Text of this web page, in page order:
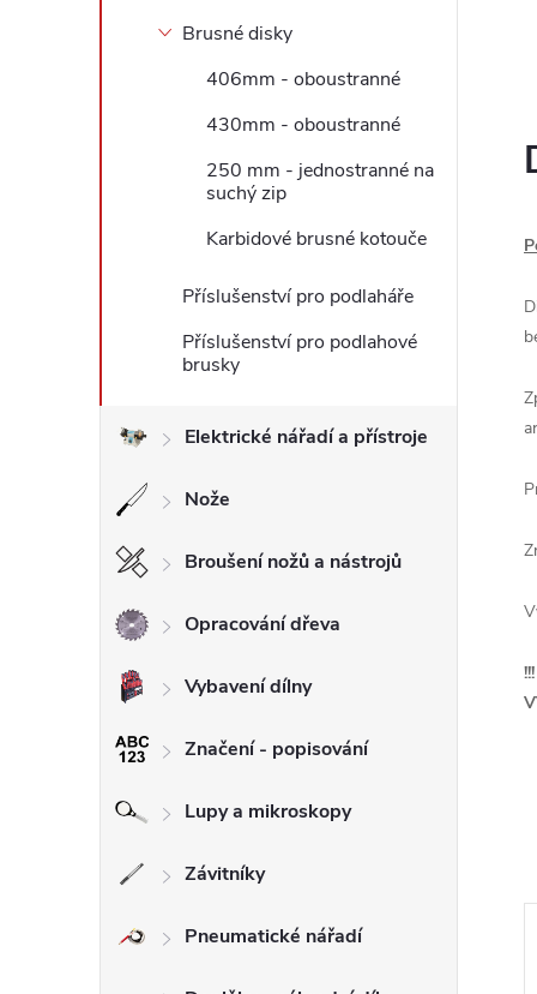
Brusné disky
406mm - oboustranné
430mm - oboustranné
250 mm - jednostranné na
suchý zip
Karbidové brusné kotouče
Příslušenství pro podlaháře
Příslušenství pro podlahové
brusky
Elektrické nářadí a přístroje
Nože
Broušení nožů a nástrojů
Opracování dřeva
Vybavení dílny
Značení - popisování
Lupy a mikroskopy
Závitníky
Pneumatické nářadí